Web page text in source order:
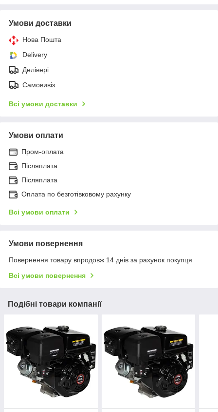
Умови доставки
Нова Пошта
Delivery
Делівері
Самовивіз
Всі умови доставки
Умови оплати
Пром-оплата
Післяплата
Післяплата
Оплата по безготівковому рахунку
Всі умови оплати
Умови повернення
Повернення товару впродовж 14 днів за рахунок покупця
Всі умови повернення
Подібні товари компанії